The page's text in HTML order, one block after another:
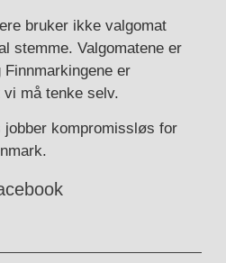
bruker ikke valgomat
stemme. Valgomatene er
er
må tenke selv.
kompromissløs for